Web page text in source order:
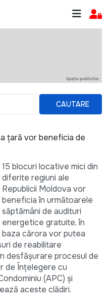
CAUTARE
țară vor beneficia de
15 blocuri locative mici din
diferite regiuni ale
Republicii Moldova vor
beneficia în următoarele
săptămâni de audituri
energetice gratuite, în
baza cărora vor putea
de reabilitare
desfășurare procesul de
de Înțelegere cu
(APC) și
aceste clădiri.